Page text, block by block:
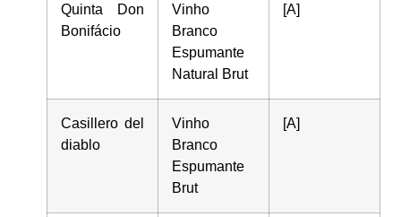
Quinta Don
Bonifácio
Vinho
Branco
Espumante
Natural Brut
[A]
Casillero del
diablo
Vinho
Branco
Espumante
Brut
[A]